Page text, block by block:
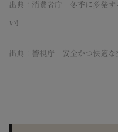
出典：消費者庁 冬季に多発す
い!
出典：警視庁 安全かつ快適な